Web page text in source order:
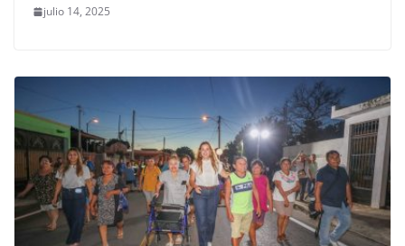
julio 14, 2025